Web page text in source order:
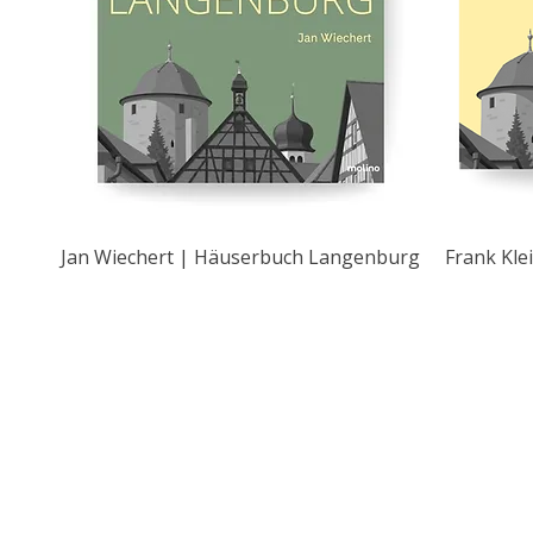
Jan Wiechert | Häuserbuch Langenburg Frank